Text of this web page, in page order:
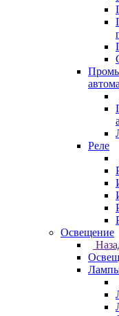
Реле
Освещение
Лампы